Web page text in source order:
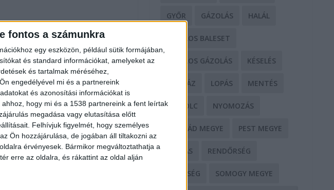
fontos a számunkra
egy eszközön, például sütik formájában,
és standard információkat, amelyeket az
és tartalmak méréséhez,
engedélyével mi és a partnereink
és azonosítási információkat is
hogy mi és a 1538 partnereink a fent leírtak
megadása vagy elutasítása előtt
Felhívjuk figyelmét, hogy személyes
Ön hozzájárulása, de jogában áll tiltakozni az
érvényesek. Bármikor megváltoztathatja a
erre az oldalra, és rákattint az oldal alján
GYŐR GÁZOLÁS HALÁL
HALÁLOS BALESET
HALÁLOS GÁZOLÁS KÉSELÉS
KÓRHÁZ LOPÁS MENTÉS
MISKOLC NYOMOZÁS
NÓGRÁD MEGYE PEST MEGYE
RABLÁS RENDŐRSÉG
SEGÍTSÉG SOMOGY MEGYE